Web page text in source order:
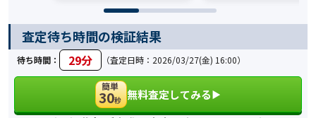
査定待ち時間の検証結果
待ち時間： 29分 （査定日時：2026/03/27(金) 16:00）
簡単
30秒 無料査定してみる▶︎